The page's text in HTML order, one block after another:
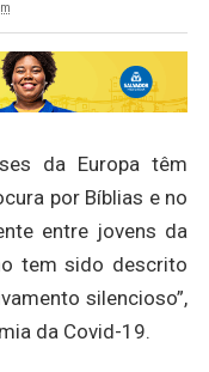
da Europa têm
por Bíblias e no
entre jovens da
tem sido descrito
silencioso”,
da Covid-19.